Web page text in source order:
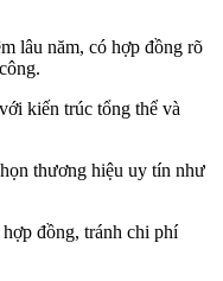
lâu năm, có hợp đồng rõ
kiến trúc tổng thể và
thương hiệu uy tín như
đồng, tránh chi phí